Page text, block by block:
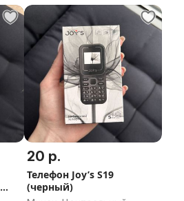
20 р.
Телефон Joy’s S19
(черный)